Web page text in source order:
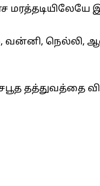
மரத்தடியிலேயே
வன்னி, நெல்லி,
தத்துவத்தை